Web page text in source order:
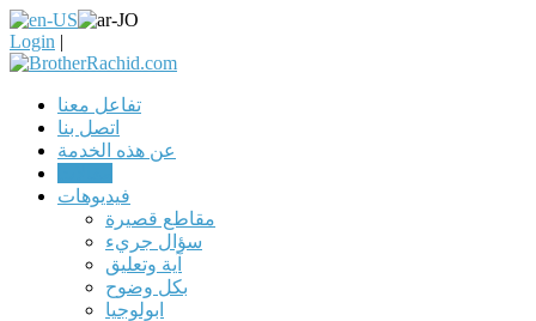
Login |
تفاعل معنا
اتصل بنا
عن هذه الخدمة
فيديوهات
مقاطع قصيرة
سؤال جريء
آية وتعليق
بكل وضوح
ابولوجيا